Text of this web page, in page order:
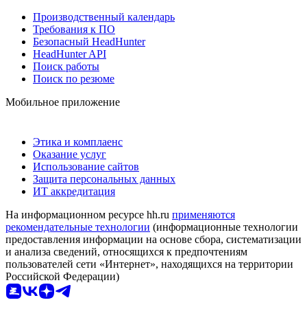
Производственный календарь
Требования к ПО
Безопасный HeadHunter
HeadHunter API
Поиск работы
Поиск по резюме
Мобильное приложение
Этика и комплаенс
Оказание услуг
Использование сайтов
Защита персональных данных
ИТ аккредитация
На информационном ресурсе hh.ru применяются
рекомендательные технологии (информационные технологии
предоставления информации на основе сбора, систематизации
и анализа сведений, относящихся к предпочтениям
пользователей сети «Интернет», находящихся на территории
Российской Федерации)